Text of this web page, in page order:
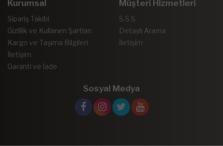
Kurumsal
Sipariş Takibi
Gizlilik ve Kullanım Şartları
Kargo ve Taşıma Bilgileri
İletişim
Garanti ve İade
Müşteri Hizmetleri
S.S.S.
Detaylı Arama
İletişim
Sosyal Medya